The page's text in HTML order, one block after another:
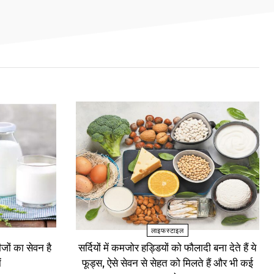
का सेवन है
लाइफस्टाइल
सर्दियों में कमजोर हड्डियों को फौलादी बना देते हैं ये
फूड्स, ऐसे सेवन से सेहत को मिलते हैं और भी कई